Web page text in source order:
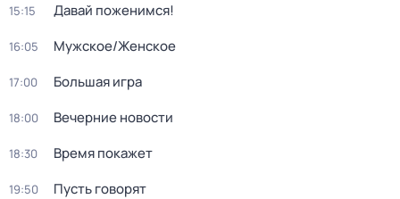
15:15 Давай поженимся!
16:05 Мужское/Женское
17:00 Большая игра
18:00 Вечерние новости
18:30 Время покажет
19:50 Пусть говорят